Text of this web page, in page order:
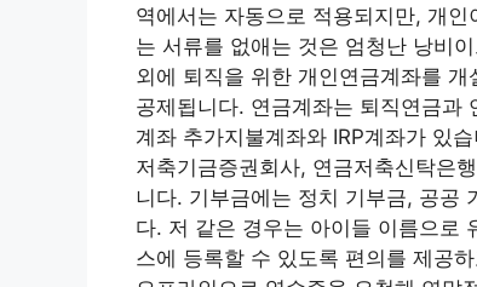
역에서는 자동으로 적용되지만, 개
는 서류를 없애는 것은 엄청난 낭비
외에 퇴직을 위한 개인연금계좌를
공제됩니다. 연금계좌는 퇴직연금과
계좌 추가지불계좌와 IRP계좌가 있
저축기금증권회사, 연금저축신탁은
니다. 기부금에는 정치 기부금, 공공
다. 저 같은 경우는 아이들 이름으로
스에 등록할 수 있도록 편의를 제공